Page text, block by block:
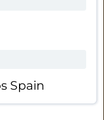
Spain